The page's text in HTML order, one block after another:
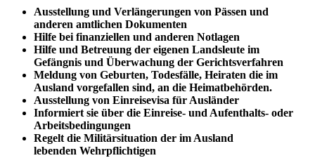
Ausstellung und Verlängerungen von Pässen und
anderen amtlichen Dokumenten
Hilfe bei finanziellen und anderen Notlagen
Hilfe und Betreuung der eigenen Landsleute im
Gefängnis und Überwachung der Gerichtsverfahren
Meldung von Geburten, Todesfälle, Heiraten die im
Ausland vorgefallen sind, an die Heimatbehörden.
Ausstellung von Einreisevisa für Ausländer
Informiert sie über die Einreise- und Aufenthalts- oder
Arbeitsbedingungen
Regelt die Militärsituation der im Ausland
lebenden Wehrpflichtigen